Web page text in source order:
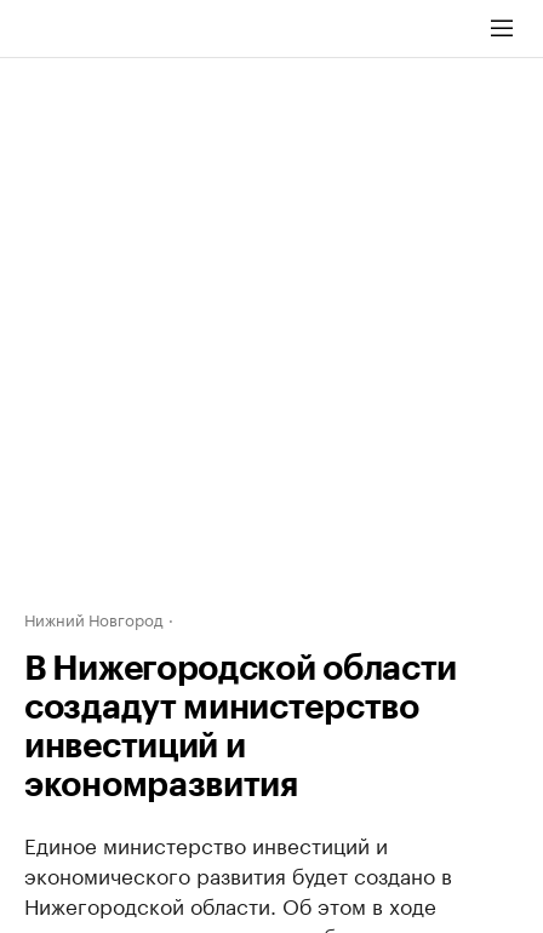
Нижний Новгород
В Нижегородской области
создадут министерство
инвестиций и
экономразвития
Единое министерство инвестиций и
экономического развития будет создано в
Нижегородской области. Об этом в ходе ​